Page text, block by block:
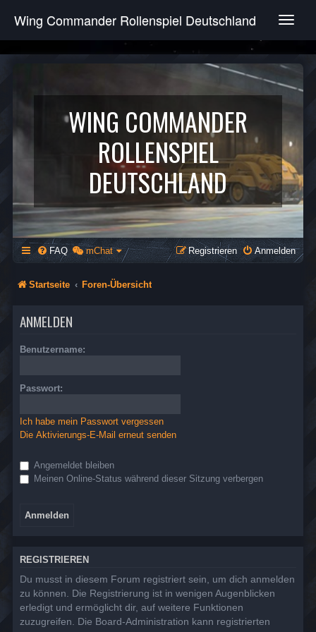
T
g
e
v
g
a
t
i
o
n
Wing Commander Rollenspiel Deutschland
WING COMMANDER
ROLLENSPIEL
DEUTSCHLAND
FAQ mChat Anmelden
Registrieren
Startseite Foren-Übersicht
ANMELDEN
Benutzername:
Passwort:
Ich habe mein Passwort vergessen
Die Aktivierungs-E-Mail erneut senden
Angemeldet bleiben
Meinen Online-Status während dieser Sitzung verbergen
REGISTRIEREN
Du musst in diesem Forum registriert sein, um dich anmelden
zu können. Die Registrierung ist in wenigen Augenblicken
erledigt und ermöglicht dir, auf weitere Funktionen
zuzugreifen. Die Board-Administration kann registrierten